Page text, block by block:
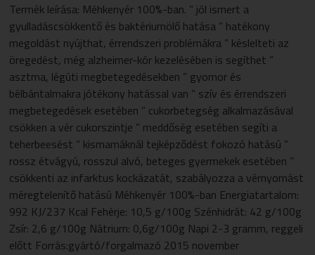
Termék leírása: Méhkenyér 100%-ban. ” jól ismert a
gyulladáscsökkentő és baktériumölő hatása ” hatékony
megoldást nyújthat, érrendszeri problémákra ” késlelteti az
öregedést, még alzheimer-kór kezelésében is segíthet ”
asztma, légúti megbetegedésekben ” gyomor és
bélbántalmakra jótékony hatással van ” szív és érrendszeri
megbetegedések esetében ” cukorbetegség alkalmazásával
csökken a vér cukorszintje ” meddőség esetében segíti a
teherbeesést ” kismamáknál tejképződést fokozó hatású ”
rossz étvágyú, rosszul alvó, beteges gyermekek esetében ”
csökkenti az infarktus kockázatát, szabályozza a vérnyomást
méregtelenítő hatású Méhkenyér 100%-ban Energiatartalom:
992 KJ/237 Kcal Fehérje: 10,5 g/100g Szénhidrát: 42 g/100g
Zsír: 2,6 g/100g Nátrium: 0,6g/100g Napi 2-3 gramm, reggeli
előtt Forrás:gyártó/forgalmazó 2015 november